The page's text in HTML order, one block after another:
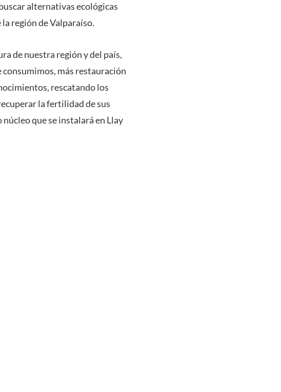
alternativas ecológicas
región de Valparaíso.
de nuestra región y del país,
consumimos, más restauración
rescatando los
la fertilidad de sus
que se instalará en Llay